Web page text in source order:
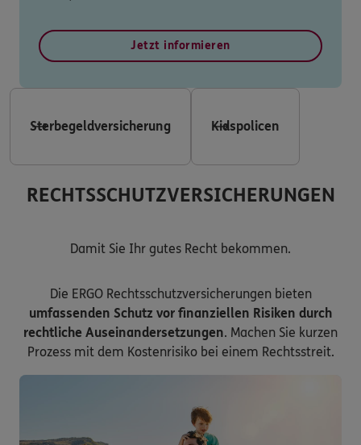
Jetzt informieren
Sterbegeldversicherung Kidspolicen
RECHTSSCHUTZVERSICHERUNGEN
Damit Sie Ihr gutes Recht bekommen.
Die ERGO Rechtsschutzversicherungen bieten
umfassenden Schutz vor finanziellen Risiken durch
rechtliche Auseinandersetzungen. Machen Sie kurzen
Prozess mit dem Kostenrisiko bei einem Rechtsstreit.